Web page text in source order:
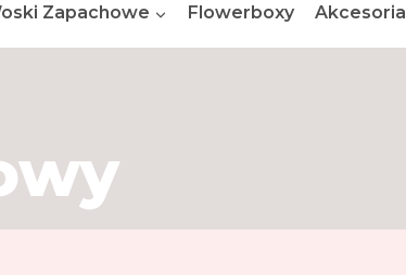
Zapachowe Flowerboxy Akcesoria